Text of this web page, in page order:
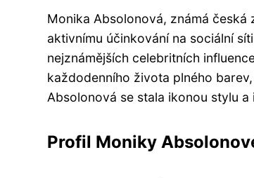
Monika Absolonová, známá
aktivnímu účinkování na sociální
nejznámějších celebritních
každodenního života plného
Absolonová se stala ikonou stylu
Profil Moniky